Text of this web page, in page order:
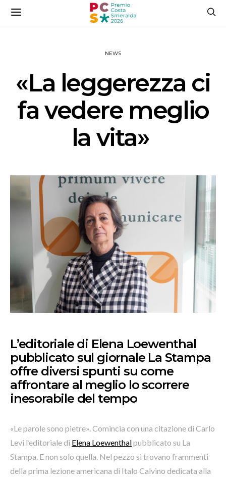
NEWS
«La leggerezza ci
fa vedere meglio
la vita»
L’editoriale di Elena Loewenthal
pubblicato sul giornale La Stampa
offre diversi spunti su come
affrontare al meglio lo scorrere
inesorabile del tempo
«Le parole sono pietre». Comincia con una citazione di Carlo
Levi l’editoriale di Elena Loewenthalpubblicato su La
Stampa. E non solo quella. Nel pezzo si trovano frammenti
della prima lezione americana di Italo Calvino dedicata alla